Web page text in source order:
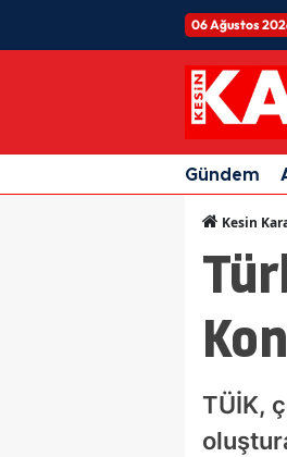
06 Ağustos
Gündem
Kesin
TÜİK,